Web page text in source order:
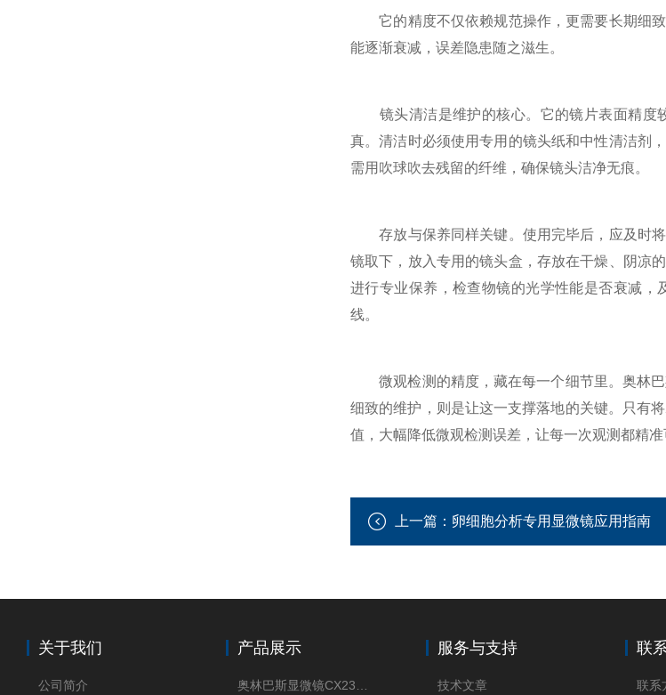
它的精度不仅依赖规范操作，更需要长期细致
能逐渐衰减，误差隐患随之滋生。
镜头清洁是维护的核心。它的镜片表面精度
真。清洁时必须使用专用的镜头纸和中性清洁剂
需用吹球吹去残留的纤维，确保镜头洁净无痕。
存放与保养同样关键。使用完毕后，应及时将
镜取下，放入专用的镜头盒，存放在干燥、阴凉
进行专业保养，检查物镜的光学性能是否衰减
线。
微观检测的精度，藏在每一个细节里。奥林巴
细致的维护，则是让这一支撑落地的关键。只有
值，大幅降低微观检测误差，让每一次观测都精
上一篇： 卵细胞分析专用显微镜应用指南
关于我们
公司简介
产品展示 服务与支持
技术文章
联
联系